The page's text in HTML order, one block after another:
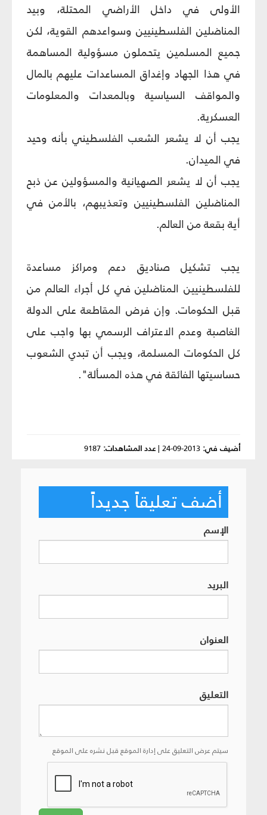
الأولى في داخل الأراضي المحتلة، وبيد
المناضلين الفلسطينيين وسواعدهم القوية، لكن
جميع المسلمين يتحملون مسؤولية المساهمة
في هذا الجهاد وإغداق المساعدات عليهم بالمال
والمواقف السياسية وبالمعدات والمعلومات
العسكرية.
يجب أن لا يشعر الشعب الفلسطيني بأنه وحيد
في الميدان.
يجب أن لا يشعر الصهيانية والمسؤولين عن ذبح
المناضلين الفلسطينيين وتعذيبهم، بالأمن في
أية بقعة من العالم.
يجب تشكيل صناديق دعم ومراكز مساعدة
للفلسطينيين المناضلين في كل أجراء العالم من
قبل الحكومات. وإن فرض المقاطعة على الدولة
الغاصبة وعدم الاعتراف الرسمي بها واجب على
كل الحكومات المسلمة، ويجب أن تبدي الشعوب
حساسيتها الفائقة في هذه المسألة".
أضيف في: 2013-09-24
|عدد المشاهدات: 9187
أضف تعليقاً جديداً
الإسم
البريد
العنوان
التعليق
سيتم عرض التعليق على إدارة الموقع قبل نشره على الموقع